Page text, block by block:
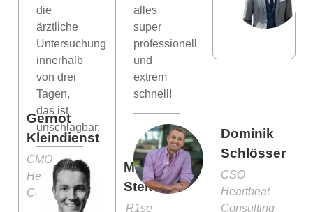
Gernot
Kleindienst
CMO
Heartbeat
Consulting
die
ärztliche
Untersuchung
innerhalb
von drei
Tagen,
das ist
unschlagbar.
Moritz
Stelter
R1se
alles
super
professionell
und
extrem
schnell!
Dominik
Schlösser
CSO
Heartbeat
Consulting